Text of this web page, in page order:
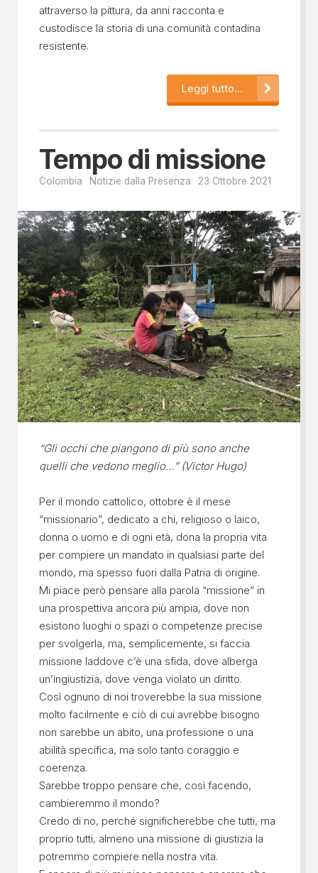
attraverso la pittura, da anni racconta e
custodisce la storia di una comunità contadina
resistente.
Leggi tutto...
Tempo di missione
Colombia Notizie dalla Presenza 23 Ottobre 2021
“Gli occhi che piangono di più sono anche
quelli che vedono meglio…” (Victor Hugo)
Per il mondo cattolico, ottobre è il mese
“missionario”, dedicato a chi, religioso o laico,
donna o uomo e di ogni età, dona la propria vita
per compiere un mandato in qualsiasi parte del
mondo, ma spesso fuori dalla Patria di origine.
Mi piace però pensare alla parola “missione” in
una prospettiva ancora più ampia, dove non
esistono luoghi o spazi o competenze precise
per svolgerla, ma, semplicemente, si faccia
missione laddove c’è una sfida, dove alberga
un’ingiustizia, dove venga violato un diritto.
Così ognuno di noi troverebbe la sua missione
molto facilmente e ciò di cui avrebbe bisogno
non sarebbe un abito, una professione o una
abilità specifica, ma solo tanto coraggio e
coerenza.
Sarebbe troppo pensare che, così facendo,
cambieremmo il mondo?
Credo di no, perché significherebbe che tutti, ma
proprio tutti, almeno una missione di giustizia la
potremmo compiere nella nostra vita.